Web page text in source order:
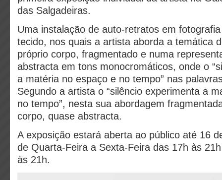
das Salgadeiras.
Uma instalação de auto-retratos em
tecido, nos quais a artista aborda a temática
próprio corpo, fragmentado e numa
abstracta em tons monocromáticos, onde o
a matéria no espaço e no tempo” nas
Segundo a artista o “silêncio experimenta a
no tempo”, nesta sua abordagem
corpo, quase abstracta.
A exposição estará aberta ao público até 16
de Quarta-Feira a Sexta-Feira das 17h às
às 21h.